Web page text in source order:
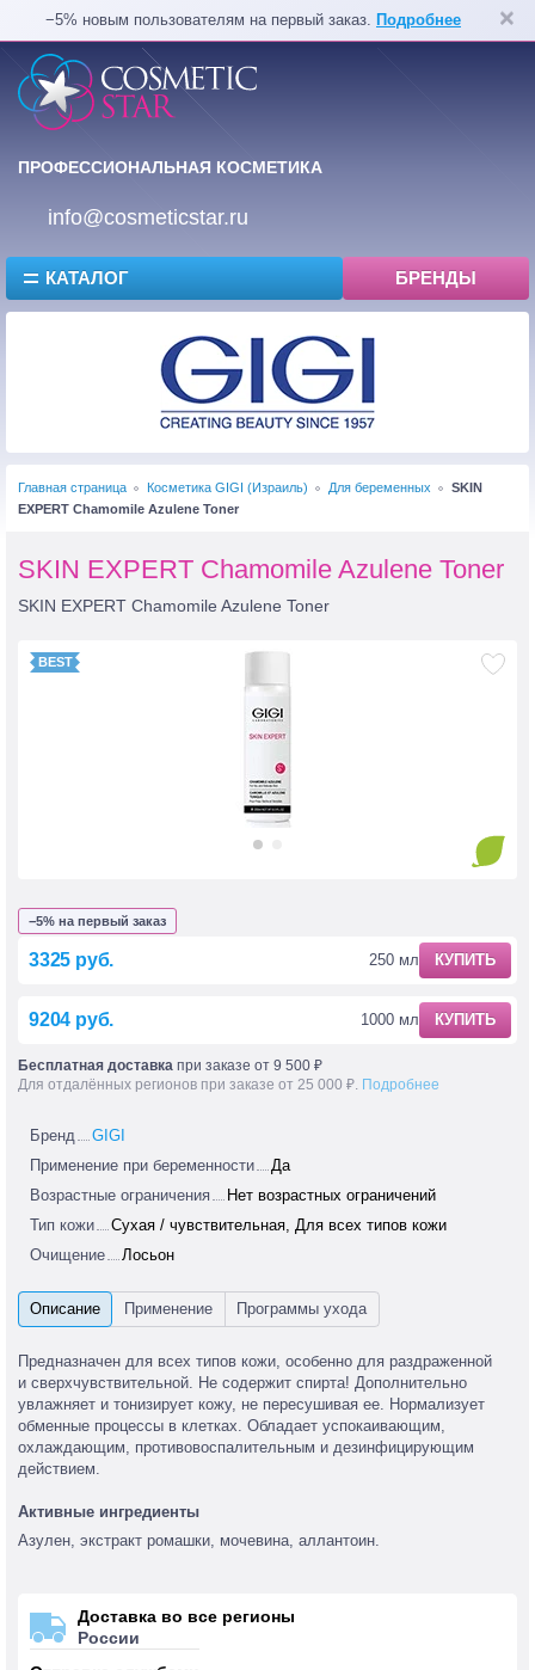
−5% новым пользователям на первый заказ. Подробнее
ПРОФЕССИОНАЛЬНАЯ КОСМЕТИКА
info@cosmeticstar.ru
КАТАЛОГ БРЕНДЫ
Главная страница Косметика GIGI (Израиль) Для беременных
SKIN
EXPERT Chamomile Azulene Toner
SKIN EXPERT Chamomile Azulene Toner
SKIN EXPERT Chamomile Azulene Toner
−5% на первый заказ
3325 руб. 250 мл КУПИТЬ
9204 руб. 1000 мл КУПИТЬ
Бесплатная доставка при заказе от 9 500 ₽
Для отдалённых регионов при заказе от 25 000 ₽. Подробнее
Бренд
GIGI
Применение при беременности
Да
Возрастные ограничения
Нет возрастных ограничений
Тип кожи
Сухая / чувствительная, Для всех типов кожи
Очищение
Лосьон
Предназначен для всех типов кожи, особенно для раздраженной
и сверхчувствительной. Не содержит спирта! Дополнительно
увлажняет и тонизирует кожу, не пересушивая ее. Нормализует
обменные процессы в клетках. Обладает успокаивающим,
охлаждающим, противовоспалительным и дезинфицирующим
действием.
Активные ингредиенты
Азулен, экстракт ромашки, мочевина, аллантоин.
Доставка во все регионы
России